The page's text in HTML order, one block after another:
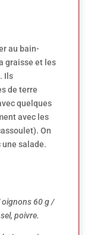
au bain-
graisse et les
Ils
de terre
quelques
avec les
On
salade.
oignons 60 g /
poivre.